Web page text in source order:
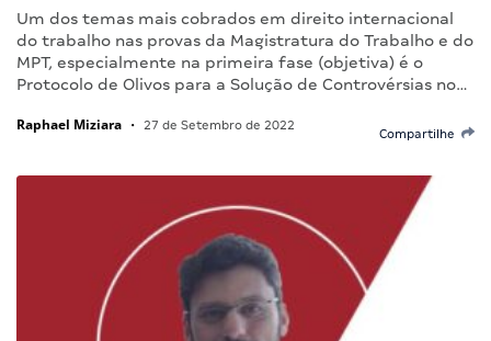
Um dos temas mais cobrados em direito internacional
do trabalho nas provas da Magistratura do Trabalho e do
MPT, especialmente na primeira fase (objetiva) é o
Protocolo de Olivos para a Solução de Controvérsias no…
Raphael Miziara • 27 de Setembro de 2022
Compartilhe